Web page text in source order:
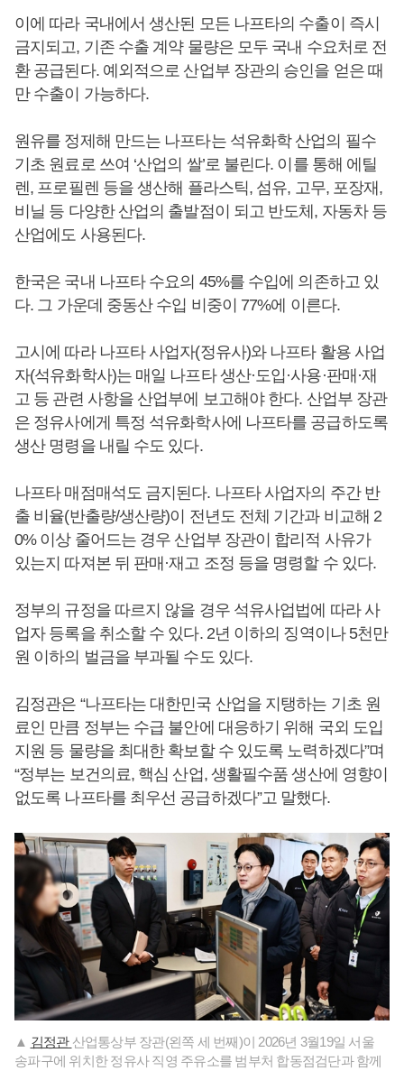
이에 따라 국내에서 생산된 모든 나프타의 수출이 즉시
금지되고, 기존 수출 계약 물량은 모두 국내 수요처로 전
환 공급된다. 예외적으로 산업부 장관의 승인을 얻은 때
만 수출이 가능하다.
원유를 정제해 만드는 나프타는 석유화학 산업의 필수
기초 원료로 쓰여 ‘산업의 쌀’로 불린다. 이를 통해 에틸
렌, 프로필렌 등을 생산해 플라스틱, 섬유, 고무, 포장재,
비닐 등 다양한 산업의 출발점이 되고 반도체, 자동차 등
산업에도 사용된다.
한국은 국내 나프타 수요의 45%를 수입에 의존하고 있
다. 그 가운데 중동산 수입 비중이 77%에 이른다.
고시에 따라 나프타 사업자(정유사)와 나프타 활용 사업
자(석유화학사)는 매일 나프타 생산·도입·사용·판매·재
고 등 관련 사항을 산업부에 보고해야 한다. 산업부 장관
은 정유사에게 특정 석유화학사에 나프타를 공급하도록
생산 명령을 내릴 수도 있다.
나프타 매점매석도 금지된다. 나프타 사업자의 주간 반
출 비율(반출량/생산량)이 전년도 전체 기간과 비교해 2
0% 이상 줄어드는 경우 산업부 장관이 합리적 사유가
있는지 따져본 뒤 판매·재고 조정 등을 명령할 수 있다.
정부의 규정을 따르지 않을 경우 석유사업법에 따라 사
업자 등록을 취소할 수 있다. 2년 이하의 징역이나 5천만
원 이하의 벌금을 부과될 수도 있다.
김정관은 “나프타는 대한민국 산업을 지탱하는 기초 원
료인 만큼 정부는 수급 불안에 대응하기 위해 국외 도입
지원 등 물량을 최대한 확보할 수 있도록 노력하겠다”며
“정부는 보건의료, 핵심 산업, 생활필수품 생산에 영향이
없도록 나프타를 최우선 공급하겠다”고 말했다.
▲ 김정관 산업통상부 장관(왼쪽 세 번째)이 2026년 3월19일 서울
송파구에 위치한 정유사 직영 주유소를 범부처 합동점검단과 함께